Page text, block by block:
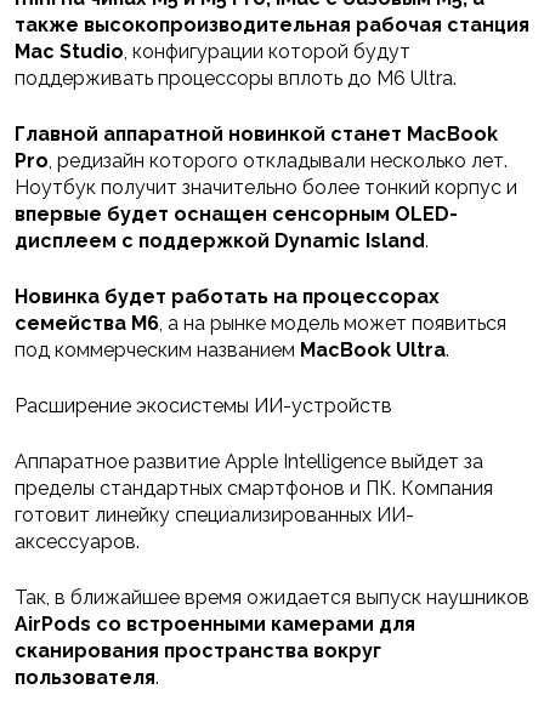
также высокопроизводительная рабочая станция
Mac Studio, конфигурации которой будут
поддерживать процессоры вплоть до M6 Ultra.
Главной аппаратной новинкой станет MacBook
Pro, редизайн которого откладывали несколько лет.
Ноутбук получит значительно более тонкий корпус и
впервые будет оснащен сенсорным OLED-
дисплеем с поддержкой Dynamic Island.
Новинка будет работать на процессорах
семейства M6, а на рынке модель может появиться
под коммерческим названием MacBook Ultra.
Расширение экосистемы ИИ-устройств
Аппаратное развитие Apple Intelligence выйдет за
пределы стандартных смартфонов и ПК. Компания
готовит линейку специализированных ИИ-
аксессуаров.
Так, в ближайшее время ожидается выпуск наушников
AirPods со встроенными камерами для
сканирования пространства вокруг
пользователя.